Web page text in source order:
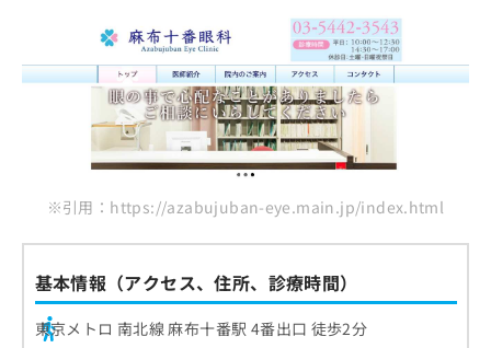
※引用：https://azabujuban-eye.main.jp/index.html
基本情報（アクセス、住所、診療時間）
東京メトロ 南北線 麻布十番駅 4番出口 徒歩2分